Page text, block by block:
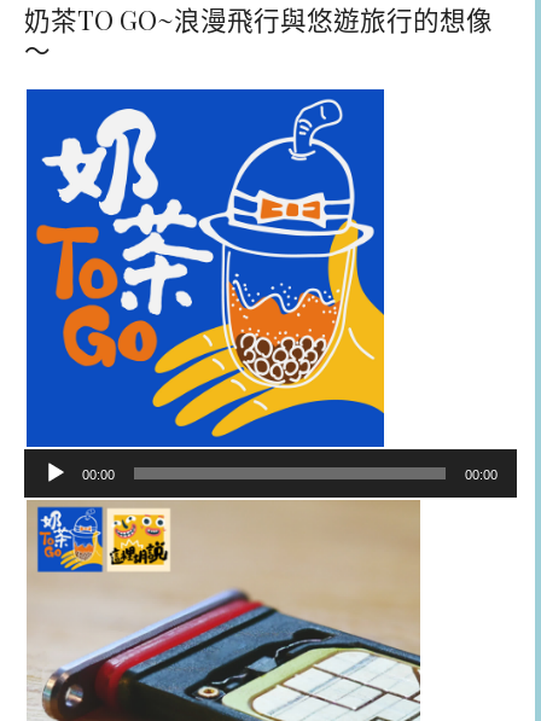
奶茶TO GO~浪漫飛行與悠遊旅行的想像
～
播
器
00:00 00:00